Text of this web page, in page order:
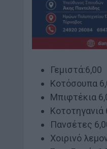
Γεμιστά:6,00
Κοτόσουπα
Μπιφτέκια
Κοτοτηγανιά
Πανσέτες
Χοιρινό